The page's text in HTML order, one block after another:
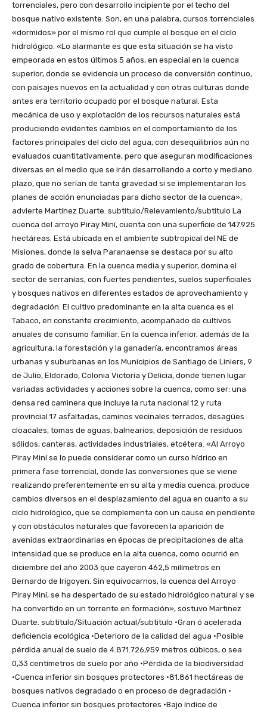
torrenciales, pero con desarrollo incipiente por el techo del
bosque nativo existente. Son, en una palabra, cursos torrenciales
«dormidos» por el mismo rol que cumple el bosque en el ciclo
hidrológico. «Lo alarmante es que esta situación se ha visto
empeorada en estos últimos 5 años, en especial en la cuenca
superior, donde se evidencia un proceso de conversión continuo,
con paisajes nuevos en la actualidad y con otras culturas donde
antes era territorio ocupado por el bosque natural. Esta
mecánica de uso y explotación de los recursos naturales está
produciendo evidentes cambios en el comportamiento de los
factores principales del ciclo del agua, con desequilibrios aún no
evaluados cuantitativamente, pero que aseguran modificaciones
diversas en el medio que se irán desarrollando a corto y mediano
plazo, que no serían de tanta gravedad si se implementaran los
planes de acción enunciadas para dicho sector de la cuenca»,
advierte Martínez Duarte. subtitulo/Relevamiento/subtitulo La
cuenca del arroyo Piray Miní, cuenta con una superficie de 147.925
hectáreas. Está ubicada en el ambiente subtropical del NE de
Misiones, donde la selva Paranaense se destaca por su alto
grado de cobertura. En la cuenca media y superior, domina el
sector de serranías, con fuertes pendientes, suelos superficiales
y bosques nativos en diferentes estados de aprovechamiento y
degradación. El cultivo predominante en la alta cuenca es el
Tabaco, en constante crecimiento, acompañado de cultivos
anuales de consumo familiar. En la cuenca inferior, además de la
agricultura, la forestación y la ganadería, encontramos áreas
urbanas y suburbanas en los Municipios de Santiago de Liniers, 9
de Julio, Eldorado, Colonia Victoria y Delicia, donde tienen lugar
variadas actividades y acciones sobre la cuenca, como ser: una
densa red caminera que incluye la ruta nacional 12 y ruta
provincial 17 asfaltadas, caminos vecinales terrados, desagües
cloacales, tomas de aguas, balnearios, deposición de residuos
sólidos, canteras, actividades industriales, etcétera. «Al Arroyo
Piray Miní se lo puede considerar como un curso hídrico en
primera fase torrencial, donde las conversiones que se viene
realizando preferentemente en su alta y media cuenca, produce
cambios diversos en el desplazamiento del agua en cuanto a su
ciclo hidrológico, que se complementa con un cause en pendiente
y con obstáculos naturales que favorecen la aparición de
avenidas extraordinarias en épocas de precipitaciones de alta
intensidad que se produce en la alta cuenca, como ocurrió en
diciembre del año 2003 que cayeron 462,5 milímetros en
Bernardo de Irigoyen. Sin equivocarnos, la cuenca del Arroyo
Piray Miní, se ha despertado de su estado hidrológico natural y se
ha convertido en un torrente en formación», sostuvo Martinez
Duarte. subtitulo/Situación actual/subtitulo ·Gran ó acelerada
deficiencia ecológica ·Deterioro de la calidad del agua ·Posible
pérdida anual de suelo de 4.871.726,959 metros cúbicos, o sea
0,33 centímetros de suelo por año ·Pérdida de la biodiversidad
·Cuenca inferior sin bosques protectores ·81.861 hectáreas de
bosques nativos degradado o en proceso de degradación ·
Cuenca inferior sin bosques protectores ·Bajo índice de